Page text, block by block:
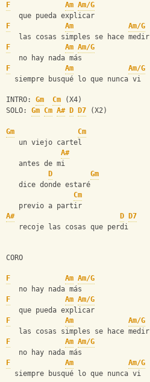
F
Am Am/G
   que pueda explicar
F
Am
Am/G
   las cosas simples se hace medir
F
Am Am/G
   no hay nada más
F
Am
Am/G
  siempre busqué lo que nunca vi
INTRO: Gm Cm (X4)
SOLO: Gm Cm A# D D7 (X2)
Gm
Cm
   un viejo cartel
A#
   antes de mi
D
Gm
   dice donde estaré
Cm
   previo a partir
A#
D
D7
   recoje las cosas que perdi
CORO
F Am Am/G
   no hay nada más
F
Am Am/G
   que pueda explicar
F
Am
Am/G
   las cosas simples se hace medir
F
Am Am/G
   no hay nada más
F
Am
Am/G
  siempre busqué lo que nunca vi